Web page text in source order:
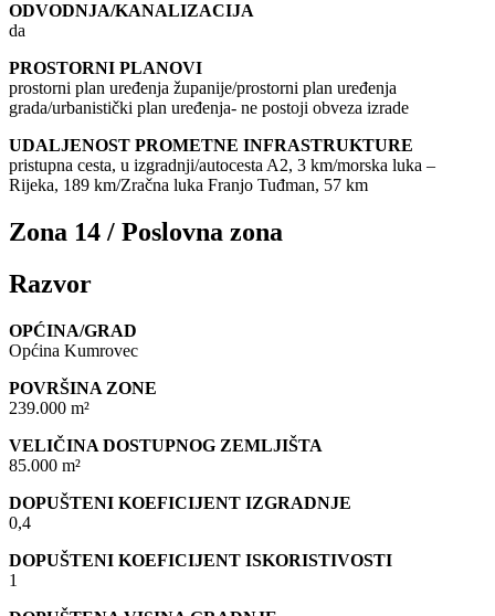
ODVODNJA/KANALIZACIJA
da
PROSTORNI PLANOVI
prostorni plan uređenja županije/prostorni plan uređenja
grada/urbanistički plan uređenja- ne postoji obveza izrade
UDALJENOST PROMETNE INFRASTRUKTURE
pristupna cesta, u izgradnji/autocesta A2, 3 km/morska luka –
Rijeka, 189 km/Zračna luka Franjo Tuđman, 57 km
Zona 14 / Poslovna zona
Razvor
OPĆINA/GRAD
Općina Kumrovec
POVRŠINA ZONE
239.000 m²
VELIČINA DOSTUPNOG ZEMLJIŠTA
85.000 m²
DOPUŠTENI KOEFICIJENT IZGRADNJE
0,4
DOPUŠTENI KOEFICIJENT ISKORISTIVOSTI
1